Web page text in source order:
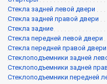
Стекла задней левой двери
Стекла задней правой двери
Стекла задние
Стекла передней левой двери
Стекла передней правой двери
Стеклоподъемники задней
Стеклоподъемники задней
Стеклоподъемники передней